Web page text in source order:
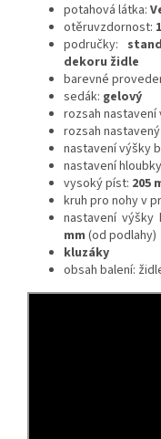
potahová látka:
otěruvzdornost:
područky:
dekoru židle
barevné
sedák: gelový
rozsah
rozsah
nastavení výšky
nastavení
vysoký píst: 205
kruh pro nohy v
nastavení
mm (od podlahy)
kluzáky
obsah balení: